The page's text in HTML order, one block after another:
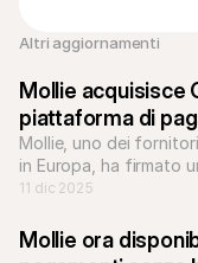
Altri aggiornamenti
Mollie acquisisce
piattaforma di
Mollie, uno dei
in Europa, ha firmato
pagamenti bancari
11 dic 2025
Mollie ora